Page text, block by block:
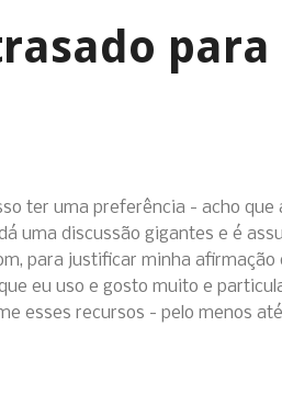
ter uma preferência - acho
uma discussão gigantes e é
para justificar minha
eu uso e gosto muito e
esses recursos - pelo menos